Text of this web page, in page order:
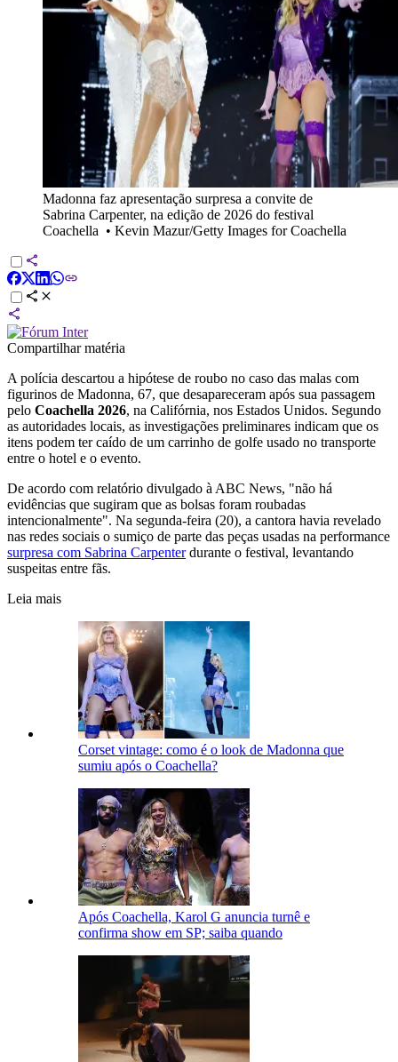
Madonna faz apresentação surpresa a convite de
Sabrina Carpenter, na edição de 2026 do festival
Coachella • Kevin Mazur/Getty Images for Coachella
Compartilhar matéria
A polícia descartou a hipótese de roubo no caso das malas com
figurinos de Madonna, 67, que desapareceram após sua passagem
pelo Coachella 2026, na Califórnia, nos Estados Unidos. Segundo
as autoridades locais, as investigações preliminares indicam que os
itens podem ter caído de um carrinho de golfe usado no transporte
entre o hotel e o evento.
De acordo com relatório divulgado à ABC News, "não há
evidências que sugiram que as bolsas foram roubadas
intencionalmente". Na segunda-feira (20), a cantora havia revelado
nas redes sociais o sumiço de parte das peças usadas na performance
surpresa com Sabrina Carpenterdurante o festival, levantando
suspeitas entre fãs.
Leia mais
Corset vintage: como é o look de Madonna que
sumiu após o Coachella?
Após Coachella, Karol G anuncia turnê e
confirma show em SP; saiba quando